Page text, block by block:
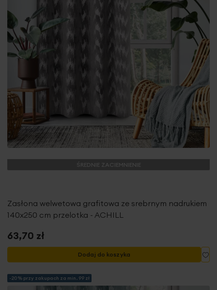
ŚREDNIE ZACIEMNIENIE
Zasłona welwetowa grafitowa ze srebrnym nadrukiem
140x250 cm przelotka - ACHILL
63,70 zł
Dodaj do koszyka
-20% przy zakupach za min. 99 zł